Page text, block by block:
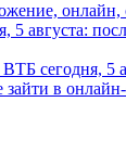
онлайн,
5 августа:
сегодня, 5
в